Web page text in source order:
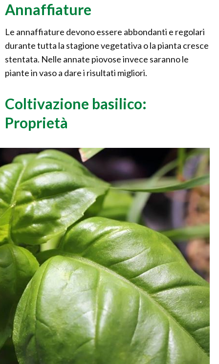
Annaffiature
Le annaffiature devono essere abbondanti e regolari
durante tutta la stagione vegetativa o la pianta cresce
stentata. Nelle annate piovose invece saranno le
piante in vaso a dare i risultati migliori.
Coltivazione basilico:
Proprietà